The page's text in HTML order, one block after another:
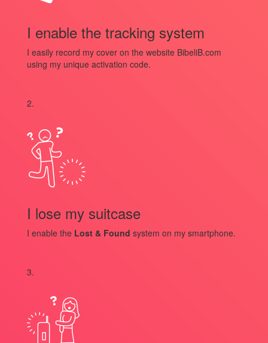
I enable the tracking system
I easily record my cover on the website BibeliB.com
using my unique activation code.
2.
I lose my suitcase
I enable the Lost & Found system on my smartphone.
3.